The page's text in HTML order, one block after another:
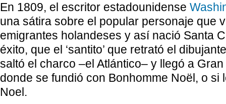
En 1809, el escritor estadounidense
una sátira sobre el popular personaje que
emigrantes holandeses y así nació Santa
éxito, que el ‘santito’ que retrató el
saltó el charco –el Atlántico– y llegó a
donde se fundió con Bonhomme Noël, o si
Noel.